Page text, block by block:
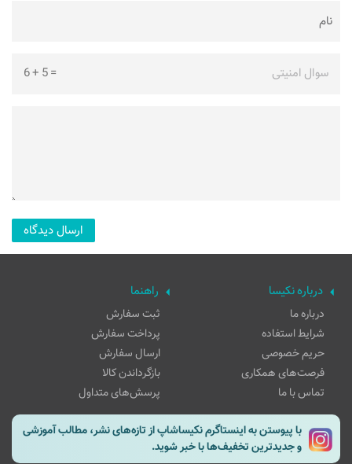
سوال امنیتی =
5
+
6
درباره نکیسا
درباره ما
شرایط استفاده
حریم خصوصی
فرصت‌های همکاری
تماس با ما
راهنما
ثبت سفارش
پرداخت سفارش
ارسال سفارش
بازگرداندن کالا
پرسش‌های متداول
با پیوستن به اینستاگرم نکیساشاپ از تازه‌های نشر، مطالب آموزشی
و جدیدترین تخفیف‌ها با خبر شوید.